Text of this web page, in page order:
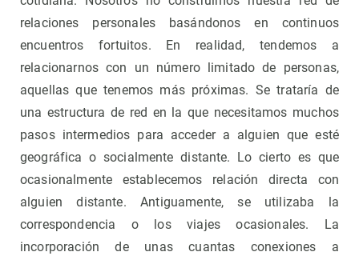
relaciones personales basándonos en continuos
encuentros fortuitos. En realidad, tendemos a
relacionarnos con un número limitado de personas,
aquellas que tenemos más próximas. Se trataría de
una estructura de red en la que necesitamos muchos
pasos intermedios para acceder a alguien que esté
geográfica o socialmente distante. Lo cierto es que
ocasionalmente establecemos relación directa con
alguien distante. Antiguamente, se utilizaba la
correspondencia o los viajes ocasionales. La
incorporación de unas cuantas conexiones a